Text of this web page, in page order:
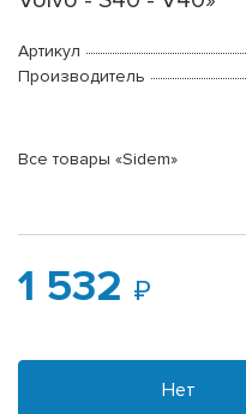
Артикул
Производитель
Все товары «Sidem»
1 532
Нет